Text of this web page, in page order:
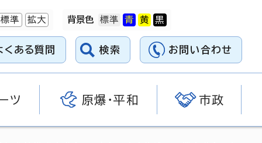
標準 拡大 背景色
くある質問 検索 お問い合わせ
ツ 原爆・平和 市政